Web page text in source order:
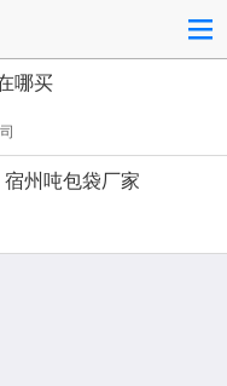
哪买
州吨包袋厂家